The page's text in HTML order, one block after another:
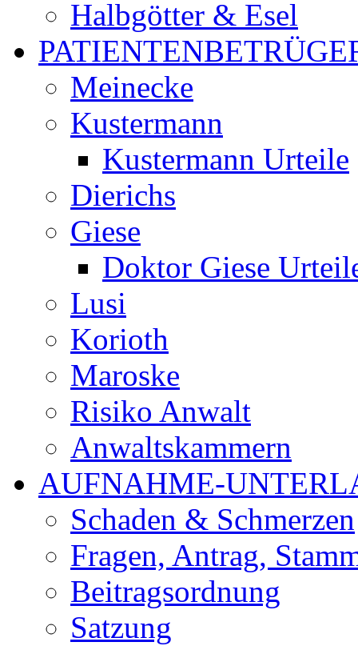
Halbgötter & Esel
Meinecke
Kustermann
Kustermann Urteile
Dierichs
Giese
Doktor Giese
Lusi
Korioth
Maroske
Risiko Anwalt
Anwaltskammern
AUFNAHME-
Schaden & Schmerzen
Fragen, Antrag,
Beitragsordnung
Satzung